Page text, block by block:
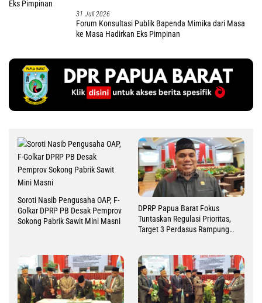
31 Juli 2026
Forum Konsultasi Publik Bapenda Mimika dari Masa
ke Masa Hadirkan Eks Pimpinan
Soroti Nasib Pengusaha OAP, F-
Golkar DPRP PB Desak Pemprov
Sokong Pabrik Sawit Mini Masni
DPRP Papua Barat Fokus
Tuntaskan Regulasi Prioritas,
Target 3 Perdasus Rampung